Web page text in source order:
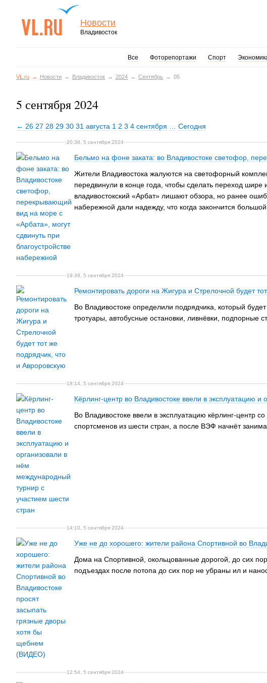
Новости
Владивосток
Все Фоторепортажи Спорт
VL.ru Новости Владивосток 2024 Сентябрь 05
5 сентября 2024
← 26 27 28 29 30 31 августа 1 2 3 4 сентября Сегодня
20:38, 5 сентября 2024
Бельмо на фоне заката: во Владивостоке светофор,
Жители Владивостока жалуются на светофорный
передвинули в конце года, чтобы сделать переход
владивостокский «Арбат» лишают обзора, но ранее
набережной дали надежду, что когда закончится
19:39, 5 сентября 2024
Ремонтировать дороги на Жигура и Стрелочной будет
Во Владивостоке определили подрядчика, который
тротуары, автобусные остановки, ливнёвки, подпорные
18:14, 5 сентября 2024
Кёрлинг-центр во Владивостоке ввели в эксплуатацию
Во Владивостоке ввели в эксплуатацию кёрлинг-центр
спортсменов из шести стран, а после ВЭФ начнёт
14:10, 5 сентября 2024
Уже не до хорошего: жители района Спортивной во
Дома на Спортивной, окольцованные дорогой, до сих
подъездах после потопа до сих пор не убраны ил и
12:54, 5 сентября 2024